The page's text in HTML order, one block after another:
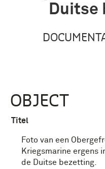
Duitse
OBJECT
Titel
Foto van een
Kriegsmarine ergens
de Duitse bezetting.